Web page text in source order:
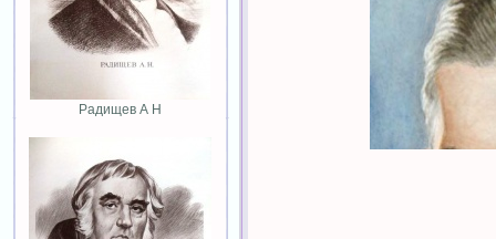
Радищев А Н